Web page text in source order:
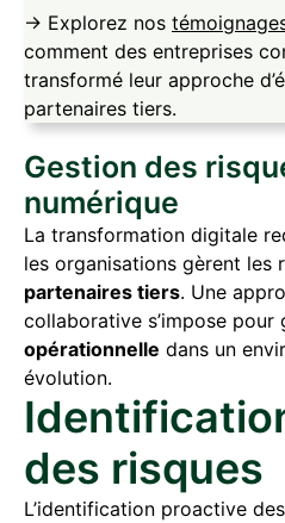
-> Explorez nos
comment des entreprises
transformé leur approche
partenaires tiers.
Gestion des
numérique
La transformation digitale
les organisations gèrent les
partenaires tiers. Une
collaborative s’impose pour
opérationnelle dans un
évolution.
des risques
L’identification proactive